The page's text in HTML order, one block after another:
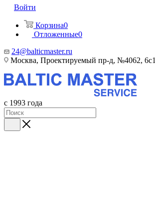
Войти
Корзина0
Отложенные0
24@balticmaster.ru
Москва, Проектируемый пр-д, №4062, 6с1
с 1993 года